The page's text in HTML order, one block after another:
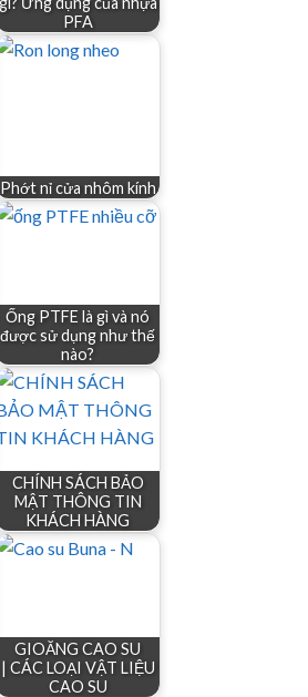
PFA
Phớt nỉ cửa nhôm kính
Ống PTFE là gì và nó
được sử dụng như thế
nào?
CHÍNH SÁCH BẢO
MẬT THÔNG TIN
KHÁCH HÀNG
GIOĂNG CAO SU
| CÁC LOẠI VẬT LIỆU
CAO SU